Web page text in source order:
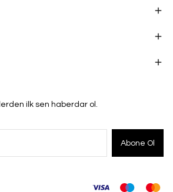
ilk sen haberdar ol.
Abone Ol